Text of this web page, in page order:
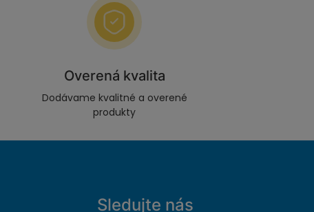
Overená kvalita
Dodávame kvalitné a overené
produkty
Sledujte nás